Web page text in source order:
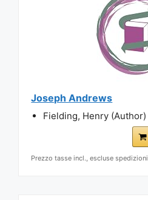
Joseph Andrews
Fielding, Henry (Author)
Prezzo tasse incl., escluse spedizioni